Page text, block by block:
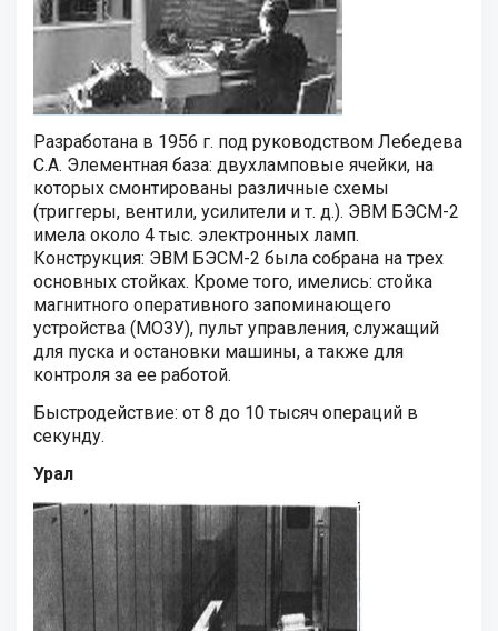
Разработана в 1956 г. под руководством Лебедева
С.А. Элементная база: двухламповые ячейки, на
которых смонтированы различные схемы
(триггеры, вентили, усилители и т. д.). ЭВМ БЭСМ-2
имела около 4 тыс. электронных ламп.
Конструкция: ЭВМ БЭСМ-2 была собрана на трех
основных стойках. Кроме того, имелись: стойка
магнитного оперативного запоминающего
устройства (МОЗУ), пульт управления, служащий
для пуска и остановки машины, а также для
контроля за ее работой.
Быстродействие: от 8 до 10 тысяч операций в
секунду.
Урал